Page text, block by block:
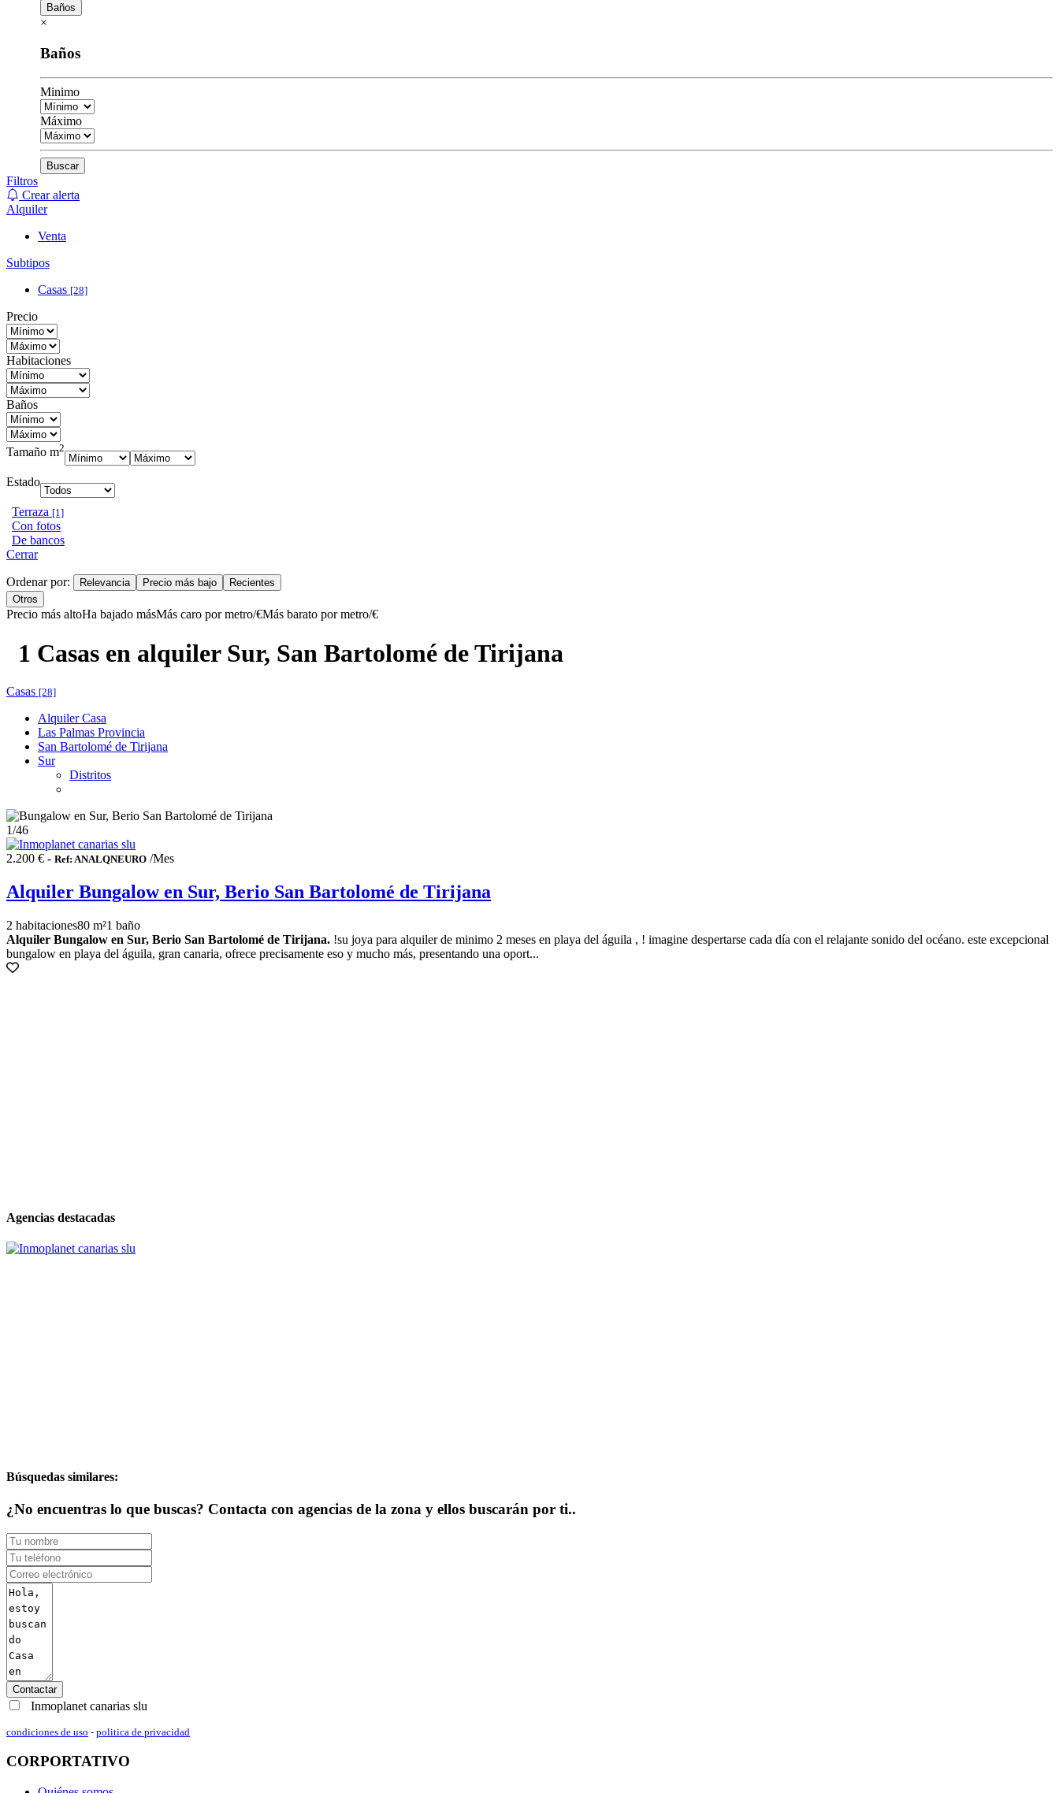
Baños
×
Baños
Minimo
Máximo
Buscar
Filtros
Crear alerta
Alquiler
Venta
Subtipos
Casas [28]
Precio
Habitaciones
Baños
Tamaño m2
Estado
Terraza [1]
Con fotos
De bancos
Cerrar
Ordenar por: Relevancia Precio más bajo
Recientes
Otros
Precio más altoHa bajado másMás caro por metro/€Más barato por metro/€
1 Casas en alquiler Sur, San Bartolomé de Tirijana
Casas [28]
Alquiler Casa
Las Palmas Provincia
San Bartolomé de Tirijana
Sur
Distritos
1/46
2.200 € - Ref: ANALQNEURO /Mes
Alquiler Bungalow en Sur, Berio San Bartolomé de Tirijana
2 habitaciones80 m²1 baño
Alquiler Bungalow en Sur, Berio San Bartolomé de Tirijana. !su joya para alquiler de minimo 2 meses en playa del águila , ! imagine despertarse cada día con el relajante sonido del océano. este excepcional
bungalow en playa del águila, gran canaria, ofrece precisamente eso y mucho más, presentando una oport...
Agencias destacadas
Búsquedas similares:
¿No encuentras lo que buscas? Contacta con agencias de la zona y ellos buscarán por ti..
Contactar
Inmoplanet canarias slu
condiciones de uso - politica de privacidad
CORPORTATIVO